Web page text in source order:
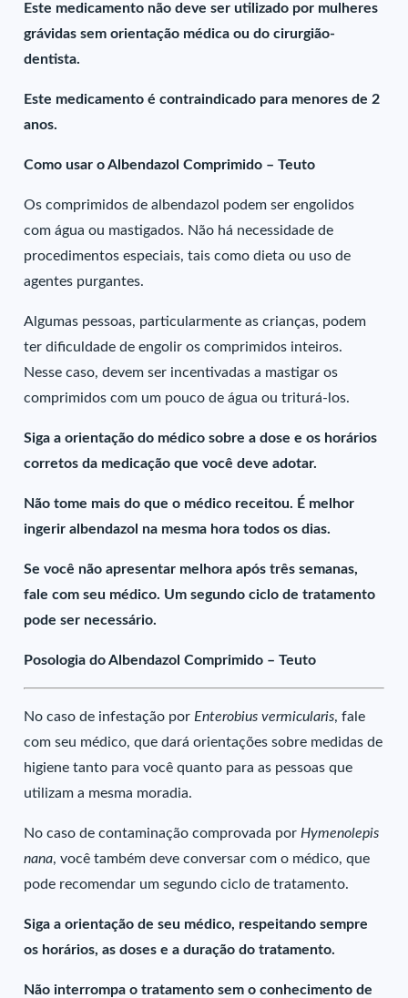
Este medicamento não deve ser utilizado por mulheres
grávidas sem orientação médica ou do cirurgião-
dentista.
Este medicamento é contraindicado para menores de 2
anos.
Como usar o Albendazol Comprimido – Teuto
Os comprimidos de albendazol podem ser engolidos
com água ou mastigados. Não há necessidade de
procedimentos especiais, tais como dieta ou uso de
agentes purgantes.
Algumas pessoas, particularmente as crianças, podem
ter dificuldade de engolir os comprimidos inteiros.
Nesse caso, devem ser incentivadas a mastigar os
comprimidos com um pouco de água ou triturá-los.
Siga a orientação do médico sobre a dose e os horários
corretos da medicação que você deve adotar.
Não tome mais do que o médico receitou. É melhor
ingerir albendazol na mesma hora todos os dias.
Se você não apresentar melhora após três semanas,
fale com seu médico. Um segundo ciclo de tratamento
pode ser necessário.
Posologia do Albendazol Comprimido – Teuto
No caso de infestação por Enterobius vermicularis, fale
com seu médico, que dará orientações sobre medidas de
higiene tanto para você quanto para as pessoas que
utilizam a mesma moradia.
No caso de contaminação comprovada por Hymenolepis
nana, você também deve conversar com o médico, que
pode recomendar um segundo ciclo de tratamento.
Siga a orientação de seu médico, respeitando sempre
os horários, as doses e a duração do tratamento.
Não interrompa o tratamento sem o conhecimento de